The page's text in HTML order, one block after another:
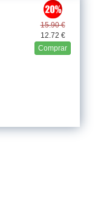
15.90 €
12.72 €
Comprar